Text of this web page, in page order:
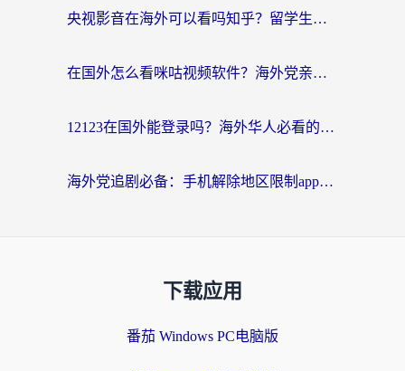
央视影音在海外可以看吗知乎？留学生亲测：3步解决地域限制+追剧自由
在国外怎么看咪咕视频软件？海外党亲测有效的回国加速方案
12123在国外能登录吗？海外华人必看的回国加速实用指南
海外党追剧必备：手机解除地区限制app怎么选？解决央视视频&国内剧地区限制全指南
下载应用
番茄 Windows PC电脑版